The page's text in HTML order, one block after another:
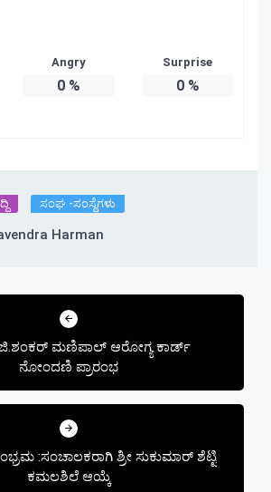
Angry
0%
Surprise
0%
ಸಂಘ -ಸಂಸ್ಥೆಗಳು
Harman
ಜಿ.ಶಂಕರ್ ಮಣಿಪಾಲ್ ಆರೋಗ್ಯ ಕಾರ್ಡ್
ನೋಂದಣಿ ಪ್ರಾರಂಭ
:ಸಂಚಾಲಕರಾಗಿ ಶ್ರೀ ಸುಕುಮಾರ್ ಶೆಟ್ಟಿ
ಕಮಲಶಿಲೆ ಆಯ್ಕೆ